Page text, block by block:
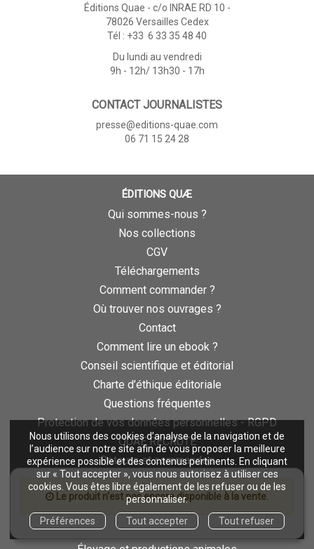
Nous utilisons des cookies d’analyse de la navigation et de
l’audience sur notre site afin de vous proposer la meilleure
expérience possible et des contenus pertinents. En cliquant
sur « Tout accepter », vous nous autorisez à utiliser ces
cookies. Vous êtes libre également de les refuser ou de les
personnaliser.
Préférences
Tout accepter Tout refuser
Le produit n'est pas encore disponible à la vente.
Éditions Quae - c/o INRAE RD 10 -
78026 Versailles Cedex
Tél : +33 6 33 35 48 40
Du lundi au vendredi
9h - 12h/ 13h30 - 17h
CONTACT JOURNALISTES
presse@editions-quae.com
06 71 15 24 28
ÉDITIONS QUÆ
Qui sommes-nous ?
Nos collections
CGV
Téléchargements
Comment commander ?
Où trouver nos ouvrages ?
Contact
Comment lire un ebook ?
Conseil scientifique et éditorial
Charte d’éthique éditoriale
Questions fréquentes
Protection de vos données personnelles - RGPD
QUAE RECRUTE
Retours et commandes
NOS THÉMATIQUES
Agriculture et productions végétales
Alimentation et nutrition humaine